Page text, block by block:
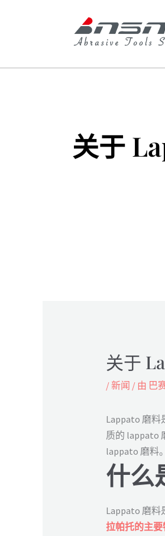
关于
关于
/新闻 / 由 巴
Lappato 磨料
质的 lappato
lappato 磨料。
什么
Lappato 磨料
拉帕托的主要